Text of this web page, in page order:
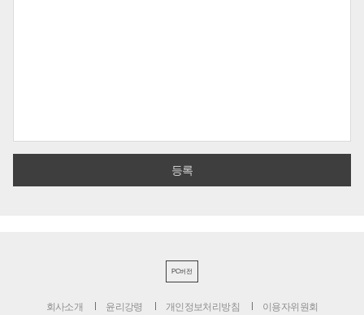
PC버전
회사소개 윤리강령 개인정보처리방침 이용자위원회